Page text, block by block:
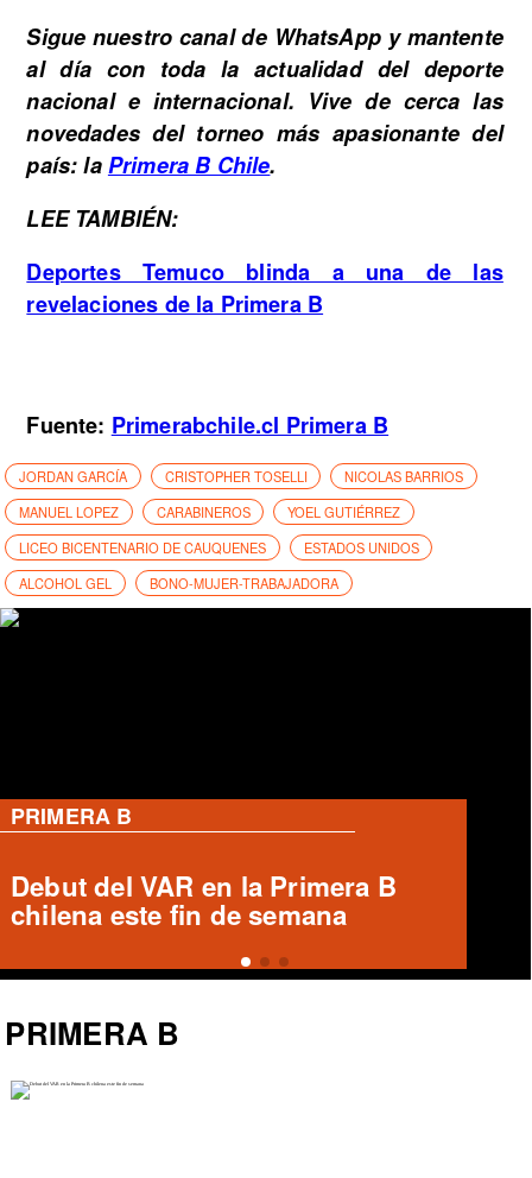
Sigue nuestro canal de WhatsApp y mantente
al día con toda la actualidad del deporte
nacional e internacional. Vive de cerca las
novedades del torneo más apasionante del
país: laPrimera B Chile.
LEE TAMBIÉN:
Deportes Temuco blinda a una de las
revelaciones de la Primera B
Fuente: Primerabchile.cl Primera B
JORDAN GARCÍA CRISTOPHER TOSELLI
NICOLAS BARRIOS
MANUEL LOPEZ
CARABINEROS
YOEL GUTIÉRREZ
LICEO BICENTENARIO DE CAUQUENES
ESTADOS UNIDOS
ALCOHOL GEL
BONO-MUJER-TRABAJADORA
PRIMERA B
Ronald Fuentes habla sobre caso
Enzo Riquelme y Ángelo Araos
PRIMERA B